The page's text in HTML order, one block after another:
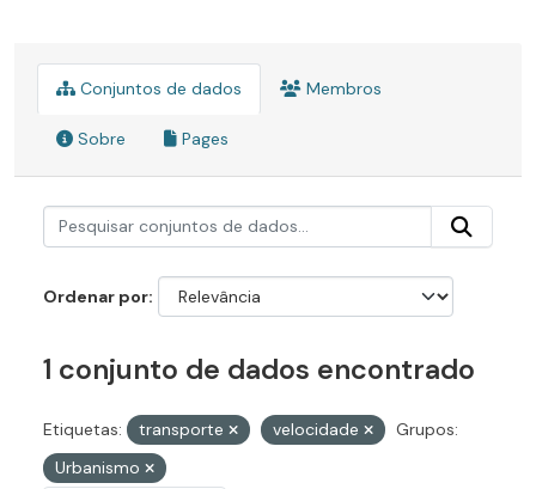
Conjuntos de dados Membros
Sobre Pages
Ordenar por
1 conjunto de dados encontrado
Etiquetas: transporte velocidade
Grupos:
Urbanismo